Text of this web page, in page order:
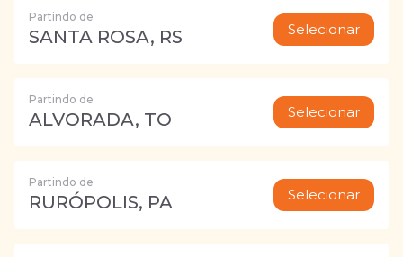
Partindo de
SANTA ROSA, RS Selecionar
Partindo de
ALVORADA, TO Selecionar
Partindo de
RURÓPOLIS, PA Selecionar